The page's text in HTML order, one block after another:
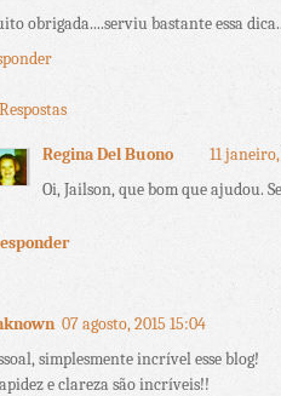
obrigada....serviu bastante essa dica..
Respostas
Regina Del Buono
11
Oi, Jailson, que bom que ajudou.
07 agosto, 2015 15:04
simplesmente incrível esse blog!
e clareza são incríveis!!